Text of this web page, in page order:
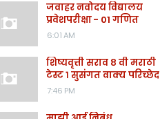
जवाहर नवोदय विद्यालय
प्रवेशपरीक्षा - 01 गणित
6:01 AM
शिष्यवृत्ती सराव ८ वी मराठी
टेस्ट १ सुसंगत वाक्य परिच्छेद
7:46 PM